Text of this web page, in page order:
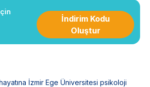
İndirim Kodu
Oluştur
İzmir Ege Üniversitesi psikoloji